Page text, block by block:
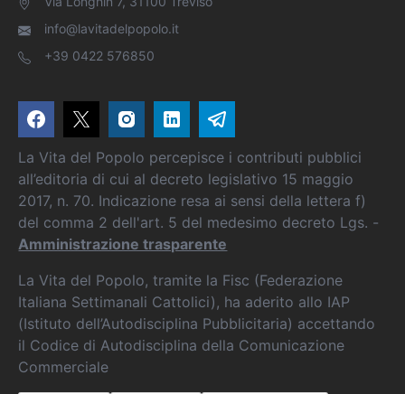
info@lavitadelpopolo.it
+39 0422 576850
La Vita del Popolo percepisce i contributi pubblici
all’editoria di cui al decreto legislativo 15 maggio
2017, n. 70. Indicazione resa ai sensi della lettera f)
del comma 2 dell'art. 5 del medesimo decreto Lgs. -
Amministrazione trasparente
La Vita del Popolo, tramite la Fisc (Federazione
Italiana Settimanali Cattolici), ha aderito allo IAP
(Istituto dell’Autodisciplina Pubblicitaria) accettando
il Codice di Autodisciplina della Comunicazione
Commerciale